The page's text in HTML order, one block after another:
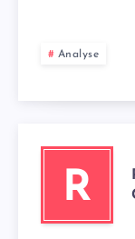
Analyse
R